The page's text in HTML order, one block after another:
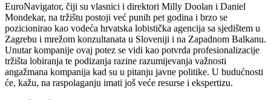
EuroNavigator, čiji su vlasnici i direktori Milly Doolan i Daniel
Mondekar, na tržištu postoji već punih pet godina i brzo se
pozicionirao kao vodeća hrvatska lobistička agencija sa sjedištem u
Zagrebu i mrežom konzultanata u Sloveniji i na Zapadnom Balkanu.
Unutar kompanije ovaj potez se vidi kao potvrda profesionalizacije
tržišta lobiranja te podizanja razine razumijevanja važnosti
angažmana kompanija kad su u pitanju javne politike. U budućnosti
će, kažu, na raspolaganju imati još veće resurse i ekspertizu.